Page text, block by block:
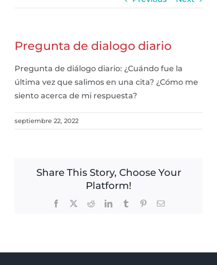
Pregunta de dialogo diario
Pregunta de diálogo diario: ¿Cuándo fue la
última vez que salimos en una cita? ¿Cómo me
siento acerca de mi respuesta?
septiembre 22, 2022
Share This Story, Choose Your
Platform!
Facebook RedditLinkedInTumblr PinterestEmail